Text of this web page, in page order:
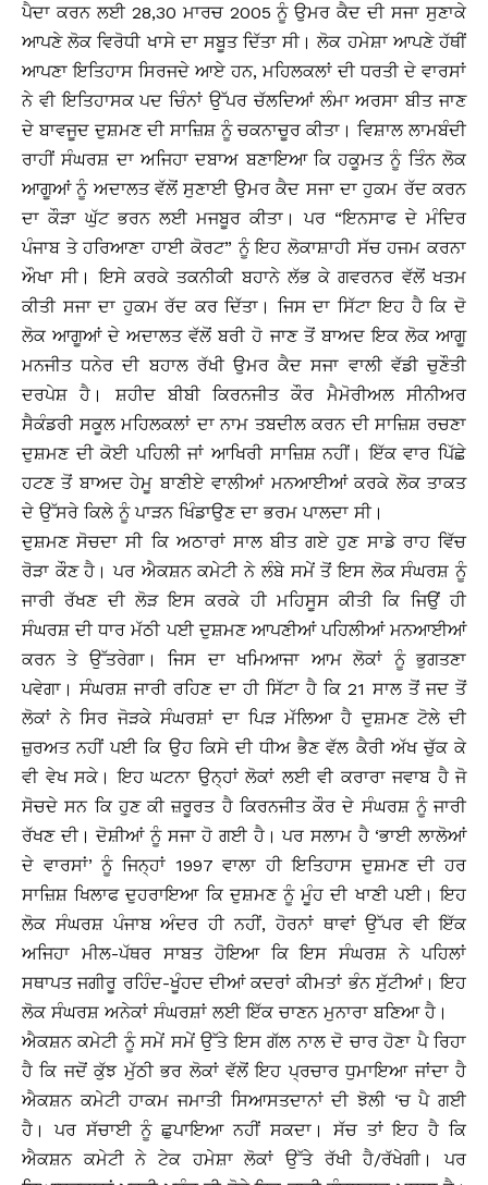
ਪੈਦਾ ਕਰਨ ਲਈ 28,30 ਮਾਰਚ 2005 ਨੂੰ ਉਮਰ ਕੈਦ ਦੀ ਸਜਾ ਸੁਣਾਕੇ
ਆਪਣੇ ਲੋਕ ਵਿਰੋਧੀ ਖਾਸੇ ਦਾ ਸਬੂਤ ਦਿੱਤਾ ਸੀ। ਲੋਕ ਹਮੇਸ਼ਾ ਆਪਣੇ ਹੱਥੀਂ
ਆਪਣਾ ਇਤਿਹਾਸ ਸਿਰਜਦੇ ਆਏ ਹਨ, ਮਹਿਲਕਲਾਂ ਦੀ ਧਰਤੀ ਦੇ ਵਾਰਸਾਂ
ਨੇ ਵੀ ਇਤਿਹਾਸਕ ਪਦ ਚਿੰਨਾਂ ਉੱਪਰ ਚੱਲਦਿਆਂ ਲੰਮਾ ਅਰਸਾ ਬੀਤ ਜਾਣ
ਦੇ ਬਾਵਜੂਦ ਦੁਸ਼ਮਣ ਦੀ ਸਾਜ਼ਿਸ਼ ਨੂੰ ਚਕਨਾਚੂਰ ਕੀਤਾ। ਵਿਸ਼ਾਲ ਲਾਮਬੰਦੀ
ਰਾਹੀਂ ਸੰਘਰਸ਼ ਦਾ ਅਜਿਹਾ ਦਬਾਅ ਬਣਾਇਆ ਕਿ ਹਕੂਮਤ ਨੂੰ ਤਿੰਨ ਲੋਕ
ਆਗੂਆਂ ਨੂੰ ਅਦਾਲਤ ਵੱਲੋਂ ਸੁਣਾਈ ਉਮਰ ਕੈਦ ਸਜਾ ਦਾ ਹੁਕਮ ਰੱਦ ਕਰਨ
ਦਾ ਕੌੜਾ ਘੁੱਟ ਭਰਨ ਲਈ ਮਜਬੂਰ ਕੀਤਾ। ਪਰ “ਇਨਸਾਫ ਦੇ ਮੰਦਿਰ
ਪੰਜਾਬ ਤੇ ਹਰਿਆਣਾ ਹਾਈ ਕੋਰਟ” ਨੂੰ ਇਹ ਲੋਕਾਸ਼ਾਹੀ ਸੱਚ ਹਜਮ ਕਰਨਾ
ਔਖਾ ਸੀ। ਇਸੇ ਕਰਕੇ ਤਕਨੀਕੀ ਬਹਾਨੇ ਲੱਭ ਕੇ ਗਵਰਨਰ ਵੱਲੋਂ ਖਤਮ
ਕੀਤੀ ਸਜਾ ਦਾ ਹੁਕਮ ਰੱਦ ਕਰ ਦਿੱਤਾ। ਜਿਸ ਦਾ ਸਿੱਟਾ ਇਹ ਹੈ ਕਿ ਦੋ
ਲੋਕ ਆਗੂਆਂ ਦੇ ਅਦਾਲਤ ਵੱਲੋਂ ਬਰੀ ਹੋ ਜਾਣ ਤੋਂ ਬਾਅਦ ਇਕ ਲੋਕ ਆਗੂ
ਮਨਜੀਤ ਧਨੇਰ ਦੀ ਬਹਾਲ ਰੱਖੀ ਉਮਰ ਕੈਦ ਸਜਾ ਵਾਲੀ ਵੱਡੀ ਚੁਣੌਤੀ
ਦਰਪੇਸ਼ ਹੈ। ਸ਼ਹੀਦ ਬੀਬੀ ਕਿਰਨਜੀਤ ਕੌਰ ਮੈਮੋਰੀਅਲ ਸੀਨੀਅਰ
ਸੈਕੰਡਰੀ ਸਕੂਲ ਮਹਿਲਕਲਾਂ ਦਾ ਨਾਮ ਤਬਦੀਲ ਕਰਨ ਦੀ ਸਾਜ਼ਿਸ਼ ਰਚਣਾ
ਦੁਸ਼ਮਣ ਦੀ ਕੋਈ ਪਹਿਲੀ ਜਾਂ ਆਖਿਰੀ ਸਾਜ਼ਿਸ਼ ਨਹੀਂ। ਇੱਕ ਵਾਰ ਪਿੱਛੇ
ਹਟਣ ਤੋਂ ਬਾਅਦ ਹੇਮੂ ਬਾਣੀਏ ਵਾਲੀਆਂ ਮਨਆਈਆਂ ਕਰਕੇ ਲੋਕ ਤਾਕਤ
ਦੇ ਉੱਸਰੇ ਕਿਲੇ ਨੂੰ ਪਾੜਨ ਖਿੰਡਾਉਣ ਦਾ ਭਰਮ ਪਾਲਦਾ ਸੀ।
ਦੁਸ਼ਮਣ ਸੋਚਦਾ ਸੀ ਕਿ ਅਠਾਰਾਂ ਸਾਲ ਬੀਤ ਗਏ ਹੁਣ ਸਾਡੇ ਰਾਹ ਵਿੱਚ
ਰੋੜਾ ਕੌਣ ਹੈ। ਪਰ ਐਕਸ਼ਨ ਕਮੇਟੀ ਨੇ ਲੰਬੇ ਸਮੇਂ ਤੋਂ ਇਸ ਲੋਕ ਸੰਘਰਸ਼ ਨੂੰ
ਜਾਰੀ ਰੱਖਣ ਦੀ ਲੋੜ ਇਸ ਕਰਕੇ ਹੀ ਮਹਿਸੂਸ ਕੀਤੀ ਕਿ ਜਿਉਂ ਹੀ
ਸੰਘਰਸ਼ ਦੀ ਧਾਰ ਮੱਠੀ ਪਈ ਦੁਸ਼ਮਣ ਆਪਣੀਆਂ ਪਹਿਲੀਆਂ ਮਨਆਈਆਂ
ਕਰਨ ਤੇ ਉੱਤਰੇਗਾ। ਜਿਸ ਦਾ ਖਮਿਆਜਾ ਆਮ ਲੋਕਾਂ ਨੂੰ ਭੁਗਤਣਾ
ਪਵੇਗਾ। ਸੰਘਰਸ਼ ਜਾਰੀ ਰਹਿਣ ਦਾ ਹੀ ਸਿੱਟਾ ਹੈ ਕਿ 21 ਸਾਲ ਤੋਂ ਜਦ ਤੋਂ
ਲੋਕਾਂ ਨੇ ਸਿਰ ਜੋੜਕੇ ਸੰਘਰਸ਼ਾਂ ਦਾ ਪਿੜ ਮੱਲਿਆ ਹੈ ਦੁਸ਼ਮਣ ਟੋਲੇ ਦੀ
ਜ਼ੁਰਅਤ ਨਹੀਂ ਪਈ ਕਿ ਉਹ ਕਿਸੇ ਦੀ ਧੀਅ ਭੈਣ ਵੱਲ ਕੈਰੀ ਅੱਖ ਚੁੱਕ ਕੇ
ਵੀ ਵੇਖ ਸਕੇ। ਇਹ ਘਟਨਾ ਉਨ੍ਹਾਂ ਲੋਕਾਂ ਲਈ ਵੀ ਕਰਾਰਾ ਜਵਾਬ ਹੈ ਜੋ
ਸੋਚਦੇ ਸਨ ਕਿ ਹੁਣ ਕੀ ਜ਼ਰੂਰਤ ਹੈ ਕਿਰਨਜੀਤ ਕੌਰ ਦੇ ਸੰਘਰਸ਼ ਨੂੰ ਜਾਰੀ
ਰੱਖਣ ਦੀ। ਦੋਸ਼ੀਆਂ ਨੂੰ ਸਜਾ ਹੋ ਗਈ ਹੈ। ਪਰ ਸਲਾਮ ਹੈ ‘ਭਾਈ ਲਾਲੋਆਂ
ਦੇ ਵਾਰਸਾਂ’ ਨੂੰ ਜਿਨ੍ਹਾਂ 1997 ਵਾਲਾ ਹੀ ਇਤਿਹਾਸ ਦੁਸ਼ਮਣ ਦੀ ਹਰ
ਸਾਜ਼ਿਸ਼ ਖਿਲਾਫ ਦੁਹਰਾਇਆ ਕਿ ਦੁਸ਼ਮਣ ਨੂੰ ਮੂੰਹ ਦੀ ਖਾਣੀ ਪਈ। ਇਹ
ਲੋਕ ਸੰਘਰਸ਼ ਪੰਜਾਬ ਅੰਦਰ ਹੀ ਨਹੀਂ, ਹੋਰਨਾਂ ਥਾਵਾਂ ਉੱਪਰ ਵੀ ਇੱਕ
ਅਜਿਹਾ ਮੀਲ-ਪੱਥਰ ਸਾਬਤ ਹੋਇਆ ਕਿ ਇਸ ਸੰਘਰਸ਼ ਨੇ ਪਹਿਲਾਂ
ਸਥਾਪਤ ਜਗੀਰੂ ਰਹਿੰਦ-ਖੂੰਹਦ ਦੀਆਂ ਕਦਰਾਂ ਕੀਮਤਾਂ ਭੰਨ ਸੁੱਟੀਆਂ। ਇਹ
ਲੋਕ ਸੰਘਰਸ਼ ਅਨੇਕਾਂ ਸੰਘਰਸ਼ਾਂ ਲਈ ਇੱਕ ਚਾਣਨ ਮੁਨਾਰਾ ਬਣਿਆ ਹੈ।
ਐਕਸ਼ਨ ਕਮੇਟੀ ਨੂੰ ਸਮੇਂ ਸਮੇਂ ਉੱਤੇ ਇਸ ਗੱਲ ਨਾਲ ਦੋ ਚਾਰ ਹੋਣਾ ਪੈ ਰਿਹਾ
ਹੈ ਕਿ ਜਦੋਂ ਕੁੱਝ ਮੁੱਠੀ ਭਰ ਲੋਕਾਂ ਵੱਲੋਂ ਇਹ ਪ੍ਰਚਾਰ ਧੁਮਾਇਆ ਜਾਂਦਾ ਹੈ
ਐਕਸ਼ਨ ਕਮੇਟੀ ਹਾਕਮ ਜਮਾਤੀ ਸਿਆਸਤਦਾਨਾਂ ਦੀ ਝੋਲੀ ‘ਚ ਪੈ ਗਈ
ਹੈ। ਪਰ ਸੱਚਾਈ ਨੂੰ ਛੁਪਾਇਆ ਨਹੀਂ ਸਕਦਾ। ਸੱਚ ਤਾਂ ਇਹ ਹੈ ਕਿ
ਐਕਸ਼ਨ ਕਮੇਟੀ ਨੇ ਟੇਕ ਹਮੇਸ਼ਾ ਲੋਕਾਂ ਉੱਤੇ ਰੱਖੀ ਹੈ/ਰੱਖੇਗੀ। ਪਰ